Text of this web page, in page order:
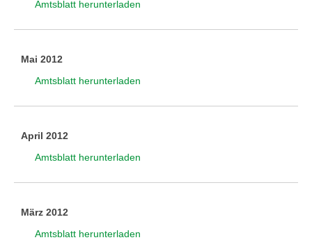
Amtsblatt herunterladen
Mai 2012
Amtsblatt herunterladen
April 2012
Amtsblatt herunterladen
März 2012
Amtsblatt herunterladen